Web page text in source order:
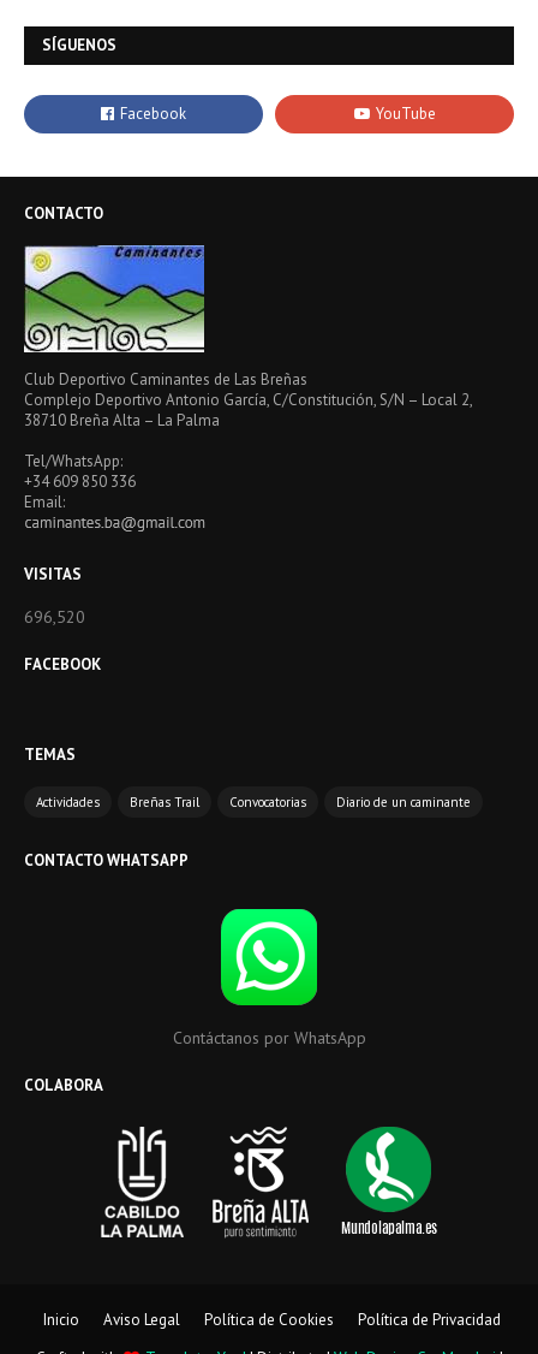
SÍGUENOS
CONTACTO
Club Deportivo Caminantes de Las Breñas
Complejo Deportivo Antonio García, C/Constitución, S/N – Local 2,
38710 Breña Alta – La Palma
Tel/WhatsApp:
+34 609 850 336
Email:
VISITAS
696,520
FACEBOOK
TEMAS
Actividades Breñas Trail Convocatorias Diario de un caminante
CONTACTO WHATSAPP
Contáctanos por WhatsApp
COLABORA
Inicio Aviso Legal Política de Cookies
Política de Privacidad